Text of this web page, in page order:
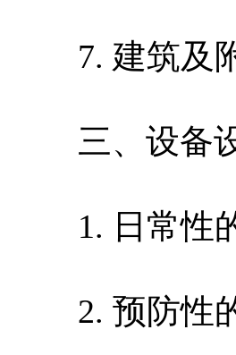
7. 建筑及附
三、设备设
1. 日常性的
2. 预防性